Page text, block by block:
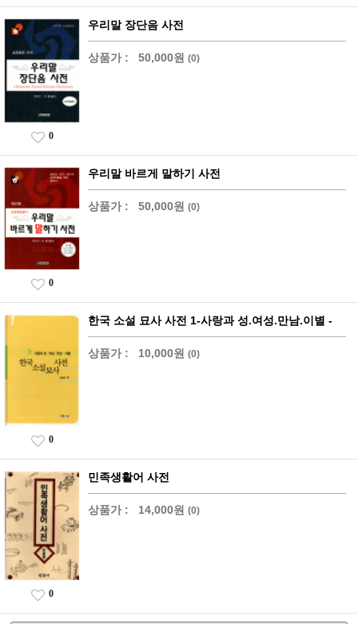
우리말 장단음 사전
상품가 : 50,000원 (0)
0
우리말 바르게 말하기 사전
상품가 : 50,000원 (0)
0
한국 소설 묘사 사전 1-사랑과 성.여성.만남.이별 -
상품가 : 10,000원 (0)
0
민족생활어 사전
상품가 : 14,000원 (0)
0